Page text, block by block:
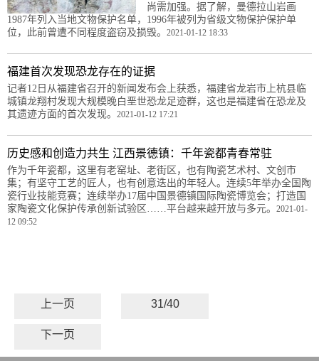
尚需加强。据了解，曼德拉山岩画
1987年列入当地文物保护名单，1996年被列为省级文物保护保护单
位，此前曾遭不同程度盗窃及损毁。 2021-01-12 18:33
福建首次发现恐龙存在的证据
记者12日从福建省召开的新闻发布会上获悉，福建省龙岩市上杭县临
城镇龙翔村发现大规模晚白垩世恐龙足迹群，这也是福建省在恐龙及
其遗迹方面的首次发现。 2021-01-12 17:21
历史感和创造力共生 江西景德镇：千年瓷都青春常驻
作为千年瓷都，这里有老窑址、老街区，也有陶瓷艺术村、文创市
集；有坚守工艺的匠人，也有创意迭出的年轻人。连续5年举办全国陶
瓷行业技能竞赛；连续举办17届中国景德镇国际陶瓷博览会；打造国
家陶瓷文化保护传承创新试验区……平台越来越开放与多元。 2021-01-
12 09:52
上一页 31/40
下一页